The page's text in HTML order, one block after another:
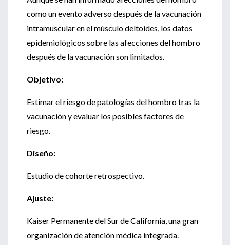
como un evento adverso después de la vacunación
intramuscular en el músculo deltoides, los datos
epidemiológicos sobre las afecciones del hombro
después de la vacunación son limitados.
Objetivo:
Estimar el riesgo de patologías del hombro tras la
vacunación y evaluar los posibles factores de
riesgo.
Diseño:
Estudio de cohorte retrospectivo.
Ajuste:
Kaiser Permanente del Sur de California, una gran
organización de atención médica integrada.